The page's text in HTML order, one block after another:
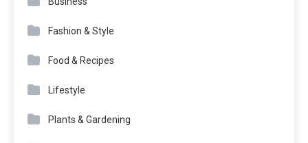
Fashion & Style
Food & Recipes
Lifestyle
Plants & Gardening